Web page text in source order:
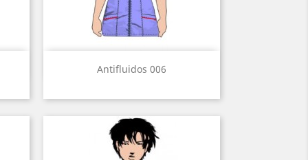
Antifluidos 006
Vista rápida